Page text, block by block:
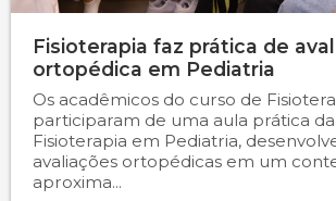
Fisioterapia faz prática de
ortopédica em Pediatria
Os acadêmicos do curso de
participaram de uma aula prática
Fisioterapia em Pediatria,
avaliações ortopédicas em um
aproxima...